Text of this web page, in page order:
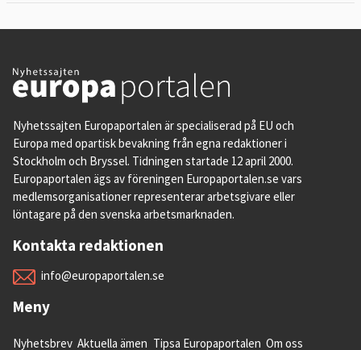
Nyhetssajten Europaportalen är specialiserad på EU och
Europa med opartisk bevakning från egna redaktioner i
Stockholm och Bryssel. Tidningen startade 12 april 2000.
Europaportalen ägs av föreningen Europaportalen.se vars
medlemsorganisationer representerar arbetsgivare eller
löntagare på den svenska arbetsmarknaden.
Kontakta redaktionen
info@europaportalen.se
Meny
Nyhetsbrev Aktuella ämen Tipsa Europaportalen Om oss